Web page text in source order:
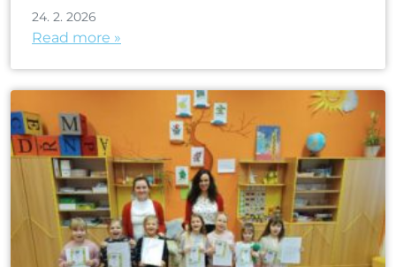
24. 2. 2026
Read more »